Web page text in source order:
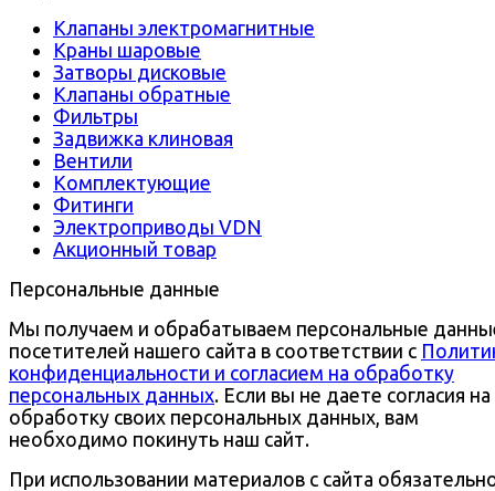
Клапаны электромагнитные
Краны шаровые
Затворы дисковые
Клапаны обратные
Фильтры
Задвижка клиновая
Вентили
Комплектующие
Фитинги
Электроприводы VDN
Акционный товар
Персональные данные
Мы получаем и обрабатываем персональные
посетителей нашего сайта в соответствии с
конфиденциальности и согласием на обработку
персональных данных. Если вы не даете согласия на
обработку своих персональных данных, вам
необходимо покинуть наш сайт.
При использовании материалов с сайта